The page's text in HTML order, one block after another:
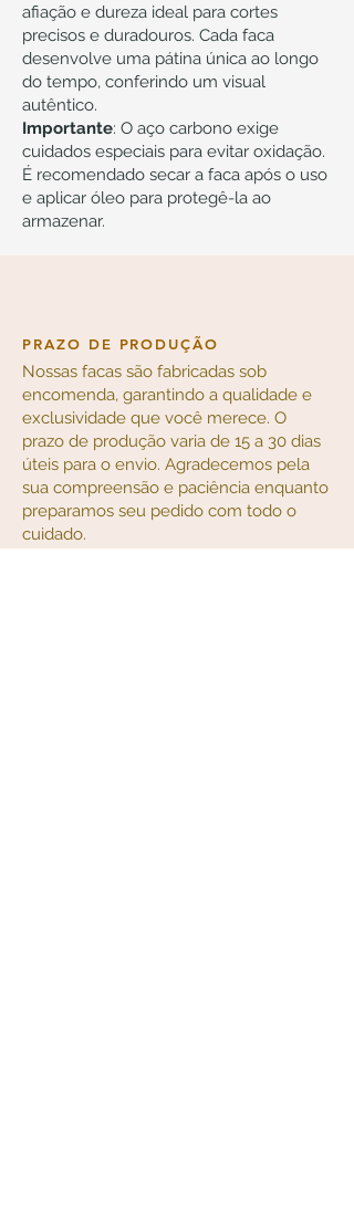
afiação e dureza ideal para cortes
precisos e duradouros. Cada faca
desenvolve uma pátina única ao longo
do tempo, conferindo um visual
autêntico.
Importante: O aço carbono exige
cuidados especiais para evitar oxidação.
É recomendado secar a faca após o uso
e aplicar óleo para protegê-la ao
armazenar.
PRAZO DE PRODUÇÃO
Nossas facas são fabricadas sob
encomenda, garantindo a qualidade e
exclusividade que você merece. O
prazo de produção varia de 15 a 30 dias
úteis para o envio. Agradecemos pela
sua compreensão e paciência enquanto
preparamos seu pedido com todo o
cuidado.